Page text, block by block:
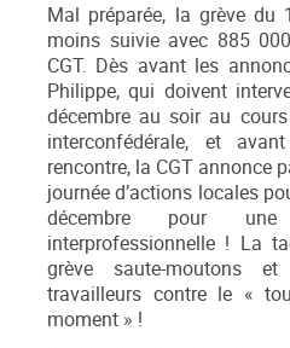
Mal préparée, la grève du
moins suivie avec 885
CGT. Dès avant les
Philippe, qui doivent
décembre au soir au
interconfédérale, et
rencontre, la CGT annonce
journée d’actions locales
décembre pour une
interprofessionnelle ! La
grève saute-moutons
travailleurs contre le «
moment » !